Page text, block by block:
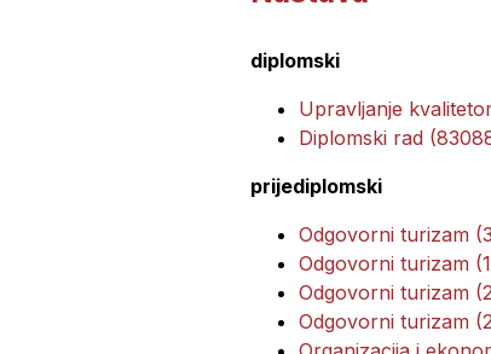
diplomski
Upravljanje
Diplomski rad
prijediplomski
Odgovorni turizam
Odgovorni turizam
Odgovorni turizam
Odgovorni turizam